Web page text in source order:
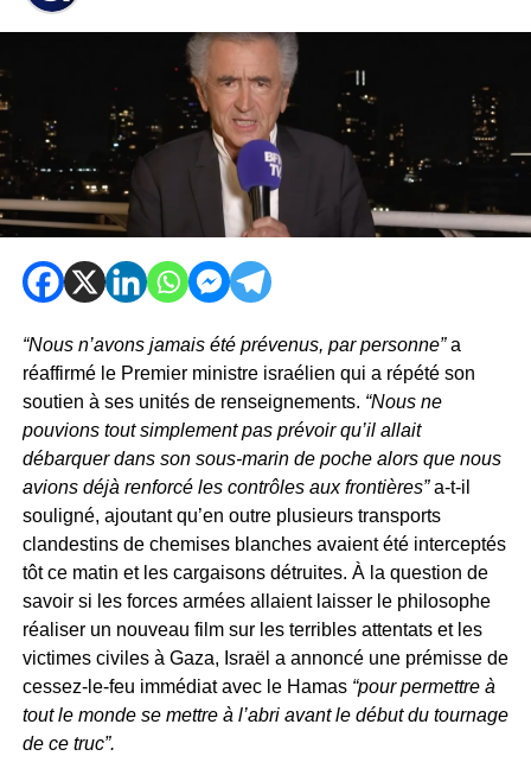
“Nous n’avons jamais été prévenus, par personne”a
réaffirmé le Premier ministre israélien qui a répété son
soutien à ses unités de renseignements. “Nous ne
pouvions tout simplement pas prévoir qu’il allait
débarquer dans son sous-marin de poche alors que nous
avions déjà renforcé les contrôles aux frontières”a-t-il
souligné, ajoutant qu’en outre plusieurs transports
clandestins de chemises blanches avaient été interceptés
tôt ce matin et les cargaisons détruites. À la question de
savoir si les forces armées allaient laisser le philosophe
réaliser un nouveau film sur les terribles attentats et les
victimes civiles à Gaza, Israël a annoncé une prémisse de
cessez-le-feu immédiat avec le Hamas “pour permettre à
tout le monde se mettre à l’abri avant le début du tournage
de ce truc”.